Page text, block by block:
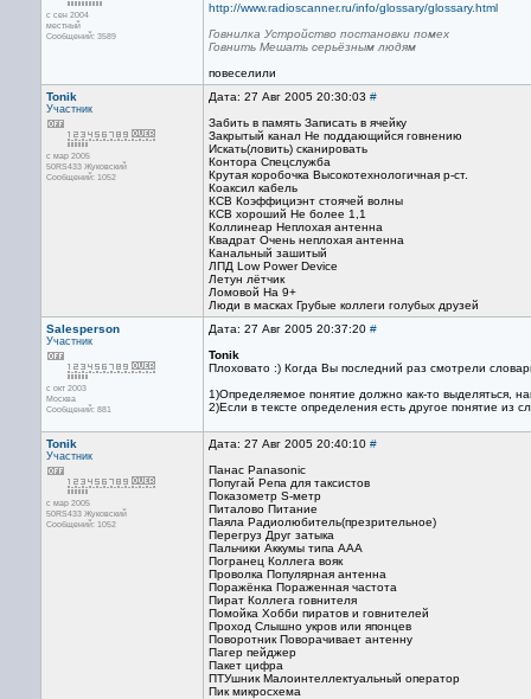
с сен 2004
местный
Сообщений: 3589
http://www.radioscanner.ru/info/glossary/glossary.html
Говнилка Устройство постановки помех
Говнить Мешать серьёзным людям
повеселили
Tonik
Участник
с мар 2005
50RS433 Жуковский
Сообщений: 1052
Дата: 27 Авг 2005 20:30:03 #
Забить в память Записать в ячейку
Закрытый канал Не поддающийся говнению
Искать(ловить) сканировать
Контора Спецслужба
Крутая коробочка Высокотехнологичная р-ст.
Коаксил кабель
КСВ Коэффициэнт стоячей волны
КСВ хороший Не более 1,1
Коллинеар Неплохая антенна
Квадрат Очень неплохая антенна
Канальный зашитый
ЛПД Low Power Device
Летун лётчик
Ломовой На 9+
Люди в масках Грубые коллеги голубых друзей
Salesperson
Участник
с окт 2003
Москва
Сообщений: 881
Дата: 27 Авг 2005 20:37:20 #
Tonik
Плоховато :) Когда Вы последний раз смотрели
1)Определяемое понятие должно как-то выделяться,
2)Если в тексте определения есть другое понятие из
Tonik
Участник
с мар 2005
50RS433 Жуковский
Сообщений: 1052
Дата: 27 Авг 2005 20:40:10 #
Панас Panasonic
Попугай Репа для таксистов
Показометр S-метр
Питалово Питание
Паяла Радиолюбитель(презрительное)
Перегруз Друг затыка
Пальчики Аккумы типа ААА
Погранец Коллега вояк
Проволка Популярная антенна
Поражёнка Пораженная частота
Пират Коллега говнителя
Помойка Хобби пиратов и говнителей
Проход Слышно укров или японцев
Поворотник Поворачивает антенну
Пагер пейджер
Пакет цифра
ПТУшник Малоинтеллектуальный оператор
Пик микросхема